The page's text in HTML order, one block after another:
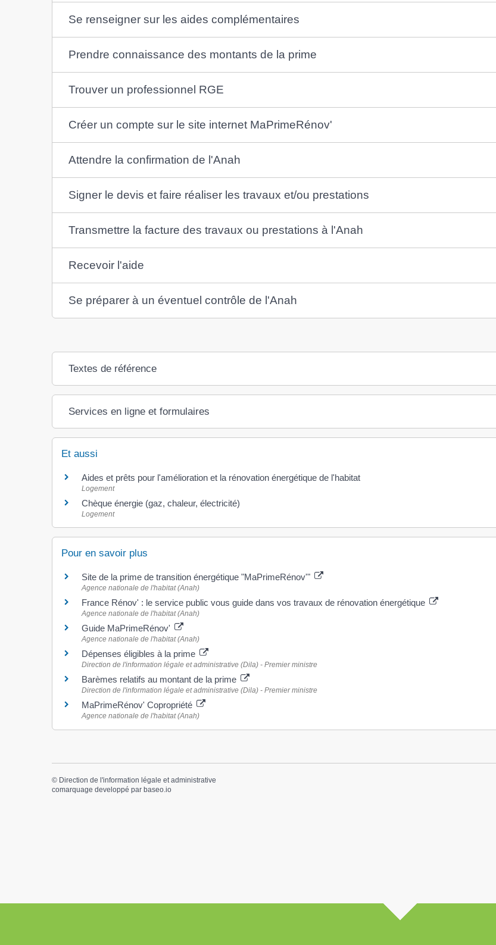
Se renseigner sur les aides complémentaires
Prendre connaissance des montants de la prime
Trouver un professionnel RGE
Créer un compte sur le site internet MaPrimeRénov'
Attendre la confirmation de l'Anah
Signer le devis et faire réaliser les travaux et/ou prestations
Transmettre la facture des travaux ou prestations à l'Anah
Recevoir l'aide
Se préparer à un éventuel contrôle de l'Anah
Textes de référence
Services en ligne et formulaires
Et aussi
Aides et prêts pour l'amélioration et la rénovation énergétique de l'habitat
Logement
Chèque énergie (gaz, chaleur, électricité)
Logement
Pour en savoir plus
Site de la prime de transition énergétique "MaPrimeRénov'"
Agence nationale de l'habitat (Anah)
France Rénov' : le service public vous guide dans vos travaux de rénovation énergétique
Agence nationale de l'habitat (Anah)
Guide MaPrimeRénov'
Agence nationale de l'habitat (Anah)
Dépenses éligibles à la prime
Direction de l'information légale et administrative (Dila) - Premier ministre
Barèmes relatifs au montant de la prime
Direction de l'information légale et administrative (Dila) - Premier ministre
MaPrimeRénov' Copropriété
Agence nationale de l'habitat (Anah)
© Direction de l'information légale et administrative
comarquage developpé par baseo.io